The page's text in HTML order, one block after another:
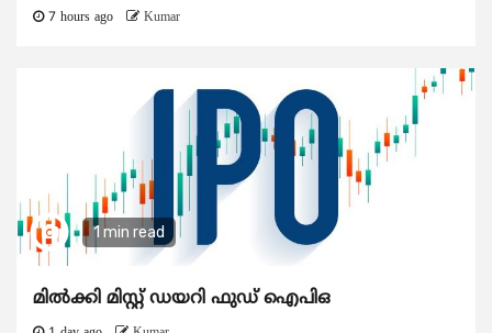
7 hours ago Kumar
1 min read
മിൽക്കി മിസ്റ്റ് ഡയറി ഫുഡ് ഐപിഒ